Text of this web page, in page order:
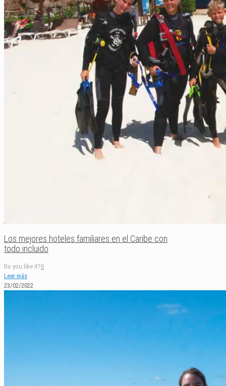
Los mejores hoteles familiares en el Caribe con
todo incluido
Do you like it?0
Leer más
23/02/2022